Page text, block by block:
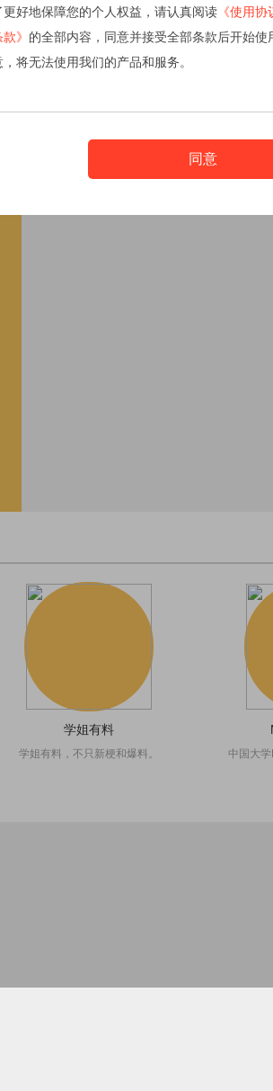
UI中国的八年发展历程，为UI界贡献了
程碑，此次与网易云课堂联合共同举办
易云课堂这个UI学习的新平台推向台前
学姐有料
学姐有料，不只新梗和爆料。 中国大
更好地保障您的个人权益，请认真阅读 《使用协
》 的全部内容，同意并接受全部条款后开始使
，将无法使用我们的产品和服务。
同意